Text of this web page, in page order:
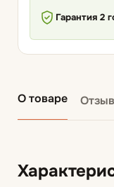
Гарантия 2
О товаре